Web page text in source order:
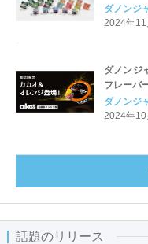
ダノンジ
2024年
ダノンジ
フレーバ
ダノンジ
2024年
話題のリリース